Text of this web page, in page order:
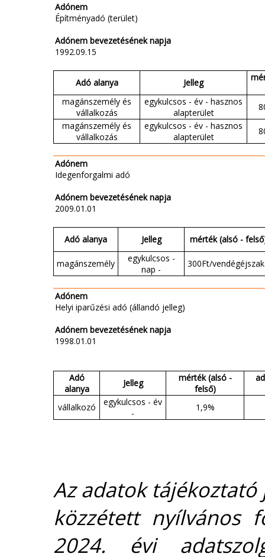
Adónem
Építményadó (terület)
Adónem bevezetésének napja
1992.09.15
Adó alanya Jelleg
magánszemély és
vállalkozás
egykulcsos - év - hasznos
alapterület
magánszemély és
vállalkozás
egykulcsos - év - hasznos
alapterület
Adónem
Idegenforgalmi adó
Adónem bevezetésének napja
2009.01.01
Adó alanya Jelleg mérték (alsó -
magánszemély
egykulcsos -
nap -
300Ft/
Adónem
Helyi iparűzési adó (állandó jelleg)
Adónem bevezetésének napja
1998.01.01
Adó
alanya
Jelleg
mérték (alsó -
felső)
vállalkozó
egykulcsos - év
-
1,9%
Az adatok
közzétett nyílvános
2024. évi